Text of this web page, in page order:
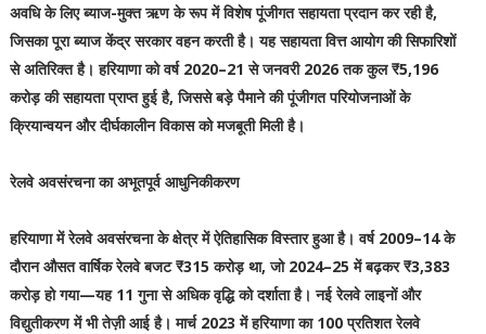
अवधि के लिए ब्याज-मुक्त ऋण के रूप में विशेष पूंजीगत सहायता प्रदान कर रही है,
जिसका पूरा ब्याज केंद्र सरकार वहन करती है। यह सहायता वित्त आयोग की सिफारिशों
से अतिरिक्त है। हरियाणा को वर्ष 2020–21 से जनवरी 2026 तक कुल ₹5,196
करोड़ की सहायता प्राप्त हुई है, जिससे बड़े पैमाने की पूंजीगत परियोजनाओं के
क्रियान्वयन और दीर्घकालीन विकास को मजबूती मिली है।
रेलवे अवसंरचना का अभूतपूर्व आधुनिकीकरण
हरियाणा में रेलवे अवसंरचना के क्षेत्र में ऐतिहासिक विस्तार हुआ है। वर्ष 2009–14 के
दौरान औसत वार्षिक रेलवे बजट ₹315 करोड़ था, जो 2024–25 में बढ़कर ₹3,383
करोड़ हो गया—यह 11 गुना से अधिक वृद्धि को दर्शाता है। नई रेलवे लाइनों और
विद्युतीकरण में भी तेज़ी आई है। मार्च 2023 में हरियाणा का 100 प्रतिशत रेलवे